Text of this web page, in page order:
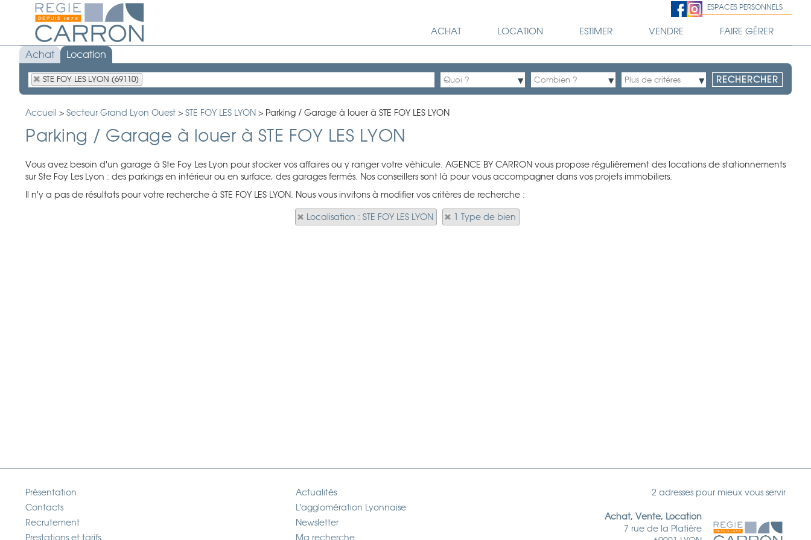
ESPACES PERSONNELS
ACHAT LOCATION ESTIMER VENDRE FAIRE GÉRER
Achat Location
STE FOY LES LYON (69110)
Accueil > Secteur Grand Lyon Ouest > STE FOY LES LYON > Parking / Garage à louer à STE FOY LES LYON
Parking / Garage à louer à STE FOY LES LYON
Vous avez besoin d'un garage à Ste Foy Les Lyon pour stocker vos affaires ou y ranger votre véhicule. AGENCE BY CARRON vous propose régulièrement des locations de stationnements
sur Ste Foy Les Lyon : des parkings en intérieur ou en surface, des garages fermés. Nos conseillers sont là pour vous accompagner dans vos projets immobiliers.
Il n'y a pas de résultats pour votre recherche à STE FOY LES LYON. Nous vous invitons à modifier vos critères de recherche :
Localisation : STE FOY LES LYON 1 Type de bien
Présentation
Contacts
Recrutement
Prestations et tarifs
Actualités
L'agglomération Lyonnaise
Newsletter
Ma recherche
2 adresses pour mieux vous servir
Achat, Vente, Location
7 rue de la Platière